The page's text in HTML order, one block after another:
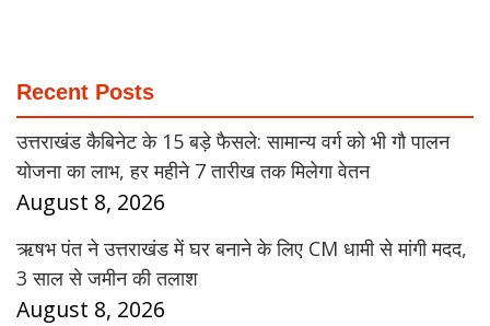
Recent Posts
उत्तराखंड कैबिनेट के 15 बड़े फैसले: सामान्य वर्ग को भी गौ पालन
योजना का लाभ, हर महीने 7 तारीख तक मिलेगा वेतन
August 8, 2026
ऋषभ पंत ने उत्तराखंड में घर बनाने के लिए CM धामी से मांगी मदद,
3 साल से जमीन की तलाश
August 8, 2026